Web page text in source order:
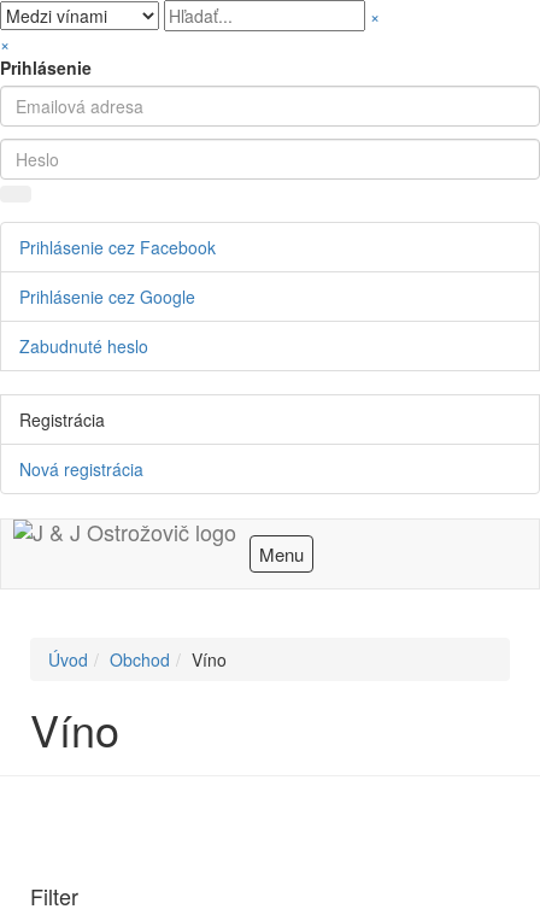
×
×
Prihlásenie
Prihlásenie cez Facebook
Prihlásenie cez Google
Zabudnuté heslo
Registrácia
Nová registrácia
Menu
Úvod Obchod Víno
Víno
Filter